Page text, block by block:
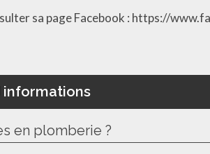
sa page Facebook : https://
informations
en plomberie ?